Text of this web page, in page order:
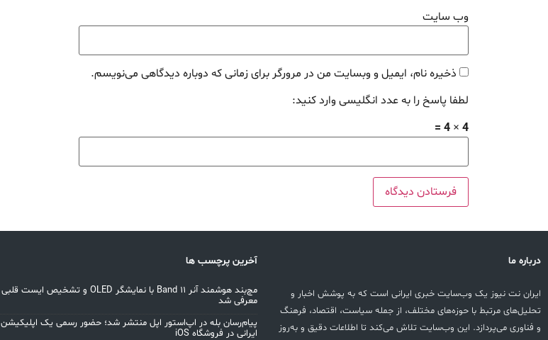
وب‌ سایت
ذخیره نام، ایمیل و وبسایت من در مرورگر برای زمانی که دوباره دیدگاهی می‌نویسم.
لطفا پاسخ را به عدد انگلیسی وارد کنید:
4 × 4 =
درباره ما
ایران نت نیوز یک وب‌سایت خبری ایرانی است که به پوشش اخبار و
تحلیل‌های مرتبط با حوزه‌های مختلف، از جمله سیاست، اقتصاد، فرهنگ
و فناوری می‌پردازد. این وب‌سایت تلاش می‌کند تا اطلاعات دقیق و به‌روز
آخرین پرچسب ها
مچ‌بند هوشمند آنر Band 11 با نمایشگر OLED و تشخیص ایست قلبی
معرفی شد
پیام‌رسان بله در اپ‌استور اپل منتشر شد؛ حضور رسمی یک اپلیکیشن
ایرانی در فروشگاه iOS